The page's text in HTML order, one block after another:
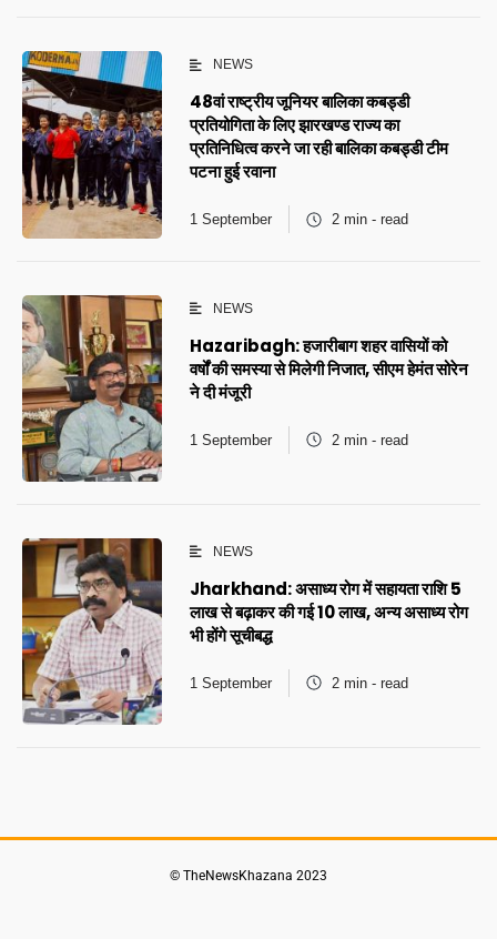
NEWS
48वां राष्ट्रीय जूनियर बालिका कबड्डी
प्रतियोगिता के लिए झारखण्ड राज्य का
प्रतिनिधित्व करने जा रही बालिका कबड्डी टीम
पटना हुई रवाना
1 September 2 min - read
NEWS
Hazaribagh: हजारीबाग शहर वासियों को
वर्षों की समस्या से मिलेगी निजात, सीएम हेमंत सोरेन
ने दी मंजूरी
1 September 2 min - read
NEWS
Jharkhand: असाध्य रोग में सहायता राशि 5
लाख से बढ़ाकर की गई ₹10 लाख, अन्य असाध्य रोग
भी होंगे सूचीबद्ध
1 September 2 min - read
© TheNewsKhazana 2023